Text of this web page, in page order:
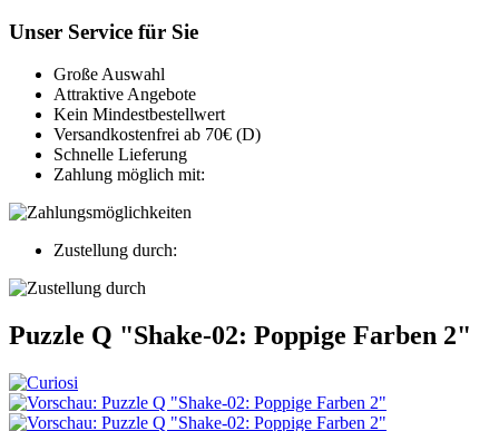
Unser Service für Sie
Große Auswahl
Attraktive Angebote
Kein Mindestbestellwert
Versandkostenfrei ab 70€ (D)
Schnelle Lieferung
Zahlung möglich mit:
Zustellung durch:
Puzzle Q "Shake-02: Poppige Farben 2"